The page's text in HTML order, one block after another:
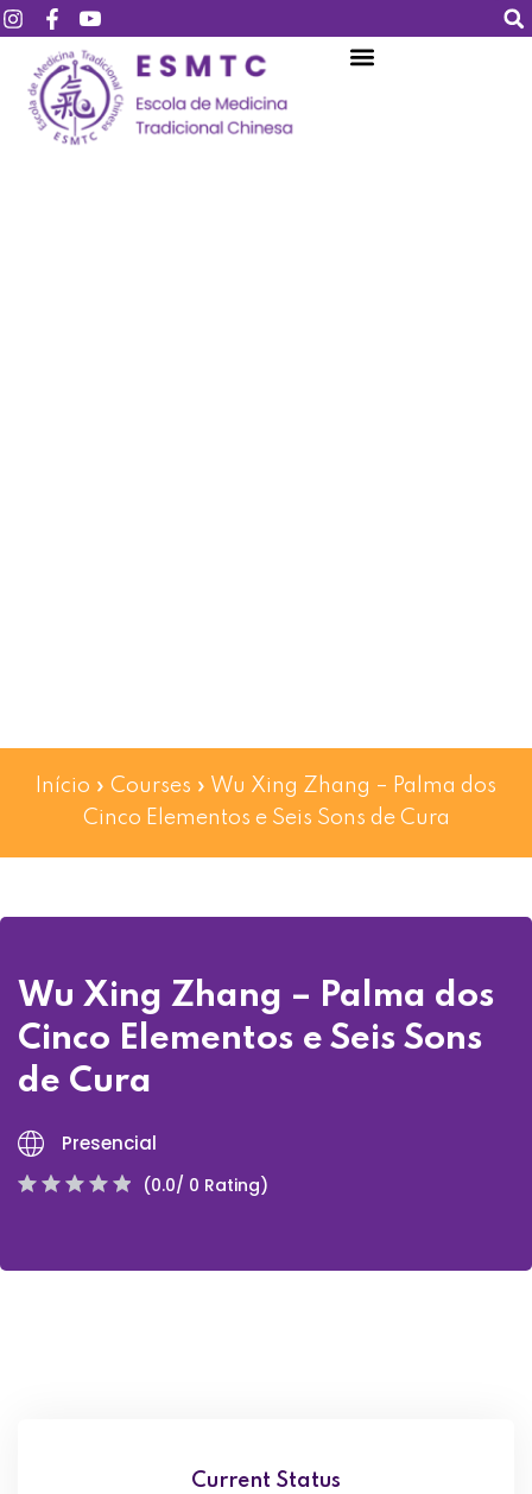
Início » Courses » Wu Xing Zhang – Palma dos
Cinco Elementos e Seis Sons de Cura
Wu Xing Zhang – Palma dos
Cinco Elementos e Seis Sons
de Cura
Presencial
(0.0/ 0 Rating)
Current Status
Login Assinar
Login